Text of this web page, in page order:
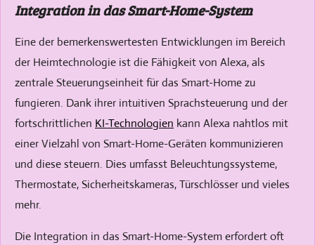
Integration in das Smart-Home-System
Eine der bemerkenswertesten Entwicklungen im Bereich
der Heimtechnologie ist die Fähigkeit von Alexa, als
zentrale Steuerungseinheit für das Smart-Home zu
fungieren. Dank ihrer intuitiven Sprachsteuerung und der
fortschrittlichen KI-Technologien kann Alexa nahtlos mit
einer Vielzahl von Smart-Home-Geräten kommunizieren
und diese steuern. Dies umfasst Beleuchtungssysteme,
Thermostate, Sicherheitskameras, Türschlösser und vieles
mehr.
Die Integration in das Smart-Home-System erfordert oft